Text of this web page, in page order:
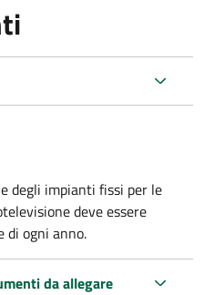
degli impianti fissi per le
deve essere
di ogni anno.
da allegare